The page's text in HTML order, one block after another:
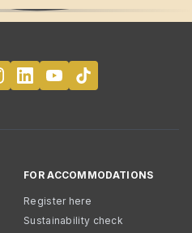
FOR ACCOMMODATIONS
Register here
Sustainability check